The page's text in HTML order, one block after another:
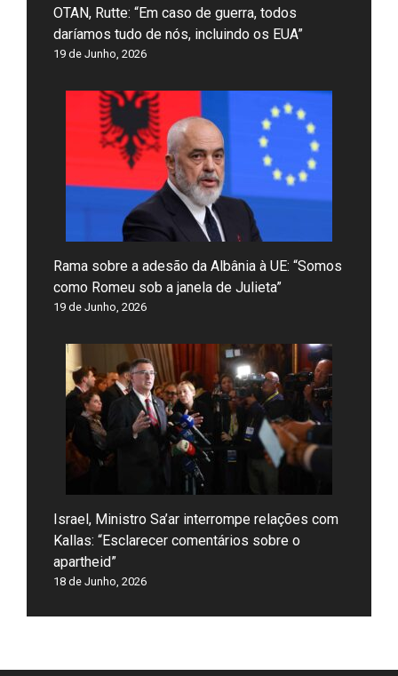
OTAN, Rutte: “Em caso de guerra, todos
daríamos tudo de nós, incluindo os EUA”
19 de Junho, 2026
Rama sobre a adesão da Albânia à UE: “Somos
como Romeu sob a janela de Julieta”
19 de Junho, 2026
Israel, Ministro Sa’ar interrompe relações com
Kallas: “Esclarecer comentários sobre o
apartheid”
18 de Junho, 2026